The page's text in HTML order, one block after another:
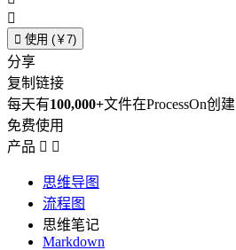

 使用 (￥7)
分享
复制链接
每天有100,000+文件在ProcessOn创建
免费使用
产品  
思维导图
流程图
思维笔记
Markdown